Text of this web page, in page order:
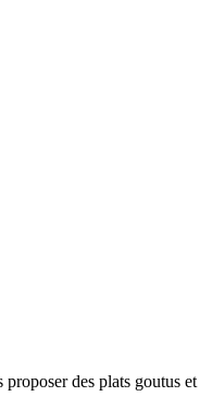
des plats goutus